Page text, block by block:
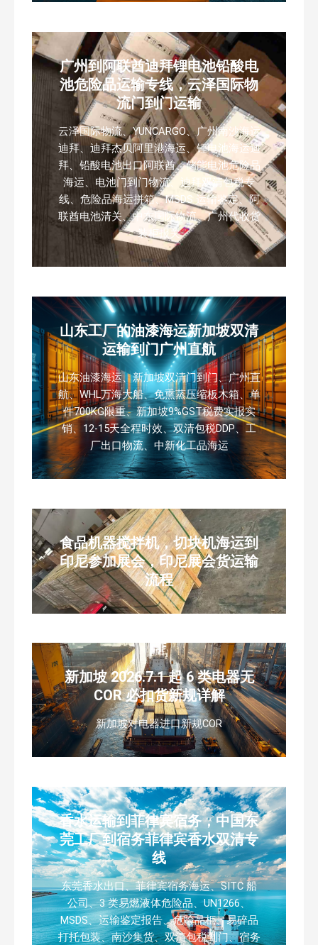
广州到阿联酋迪拜锂电池铅酸电
池危险品运输专线，云泽国际物
流门到门运输
云泽国际物流、YUNCARGO、广州南沙海运
迪拜、迪拜杰贝阿里港海运、锂电池海运迪
拜、铅酸电池出口阿联酋、储能电池危险品
海运、电池门到门物流、迪拜双清包税专
线、危险品海运拼箱、MSDS 运输鉴定、阿
联酋电池清关、中东国际物流、广州代收货
装柜报关
山东工厂的油漆海运新加坡双清
运输到门广州直航
山东油漆海运、新加坡双清门到门、广州直
航、WHL万海大船、免熏蒸压缩板木箱、单
件700KG限重、新加坡9%GST税费实报实
销、12-15天全程时效、双清包税DDP、工
厂出口物流、中新化工品海运
食品机器搅拌机，切块机海运到
印尼参加展会，印尼展会货运输
流程
新加坡 2026.7.1 起 6 类电器无
COR 必扣货新规详解
新加坡对电器进口新规COR
香水运输到菲律宾宿务，中国东
莞工厂到宿务菲律宾香水双清专
线
东莞香水出口、菲律宾宿务海运、SITC 船
公司、3 类易燃液体危险品、UN1266、
MSDS、运输鉴定报告、危险品柜、易碎品
打托包装、南沙集货、双清包税到门、宿务